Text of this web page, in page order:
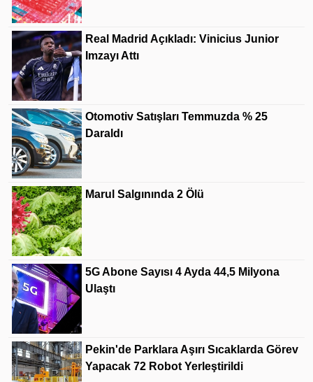
Real Madrid Açıkladı: Vinicius Junior
Imzayı Attı
Otomotiv Satışları Temmuzda % 25
Daraldı
Marul Salgınında 2 Ölü
5G Abone Sayısı 4 Ayda 44,5 Milyona
Ulaştı
Pekin'de Parklara Aşırı Sıcaklarda Görev
Yapacak 72 Robot Yerleştirildi